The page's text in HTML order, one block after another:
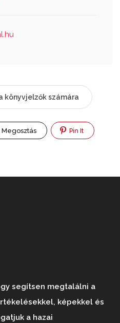
könyvjelzők számára
Megosztás Pin It
segítsen megtalálni a
képekkel és
a hazai